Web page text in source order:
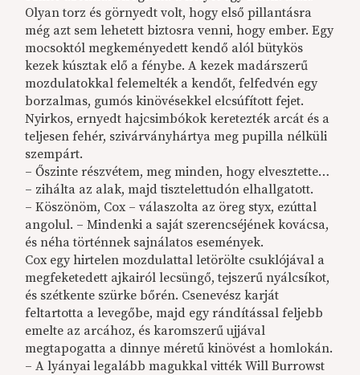
Olyan torz és görnyedt volt, hogy első pillantásra
még azt sem lehetett biztosra venni, hogy ember. Egy
mocsoktól megkeményedett kendő alól bütykös
kezek kúsztak elő a fénybe. A kezek madárszerű
mozdulatokkal felemelték a kendőt, felfedvén egy
borzalmas, gumós kinövésekkel elcsúfított fejet.
Nyirkos, ernyedt hajcsimbókok keretezték arcát és a
teljesen fehér, szivárványhártya meg pupilla nélküli
szempárt.
– Őszinte részvétem, meg minden, hogy elvesztette…
– zihálta az alak, majd tisztelettudón elhallgatott.
– Köszönöm, Cox – válaszolta az öreg styx, ezúttal
angolul. – Mindenki a saját szerencséjének kovácsa,
és néha történnek sajnálatos események.
Cox egy hirtelen mozdulattal letörölte csuklójával a
megfeketedett ajkairól lecsüngő, tejszerű nyálcsíkot,
és szétkente szürke bőrén. Csenevész karját
feltartotta a levegőbe, majd egy rándítással feljebb
emelte az arcához, és karomszerű ujjával
megtapogatta a dinnye méretű kinövést a homlokán.
– A lyányai legalább magukkal vitték Will Burrowst